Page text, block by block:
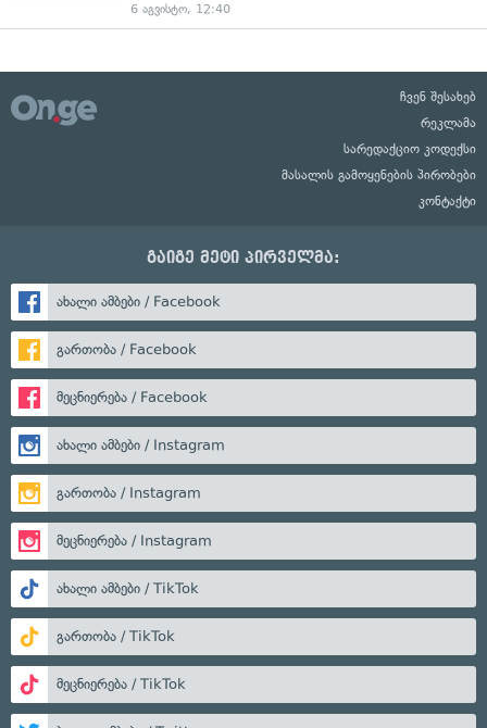
6 აგვისტო, 12:40
ჩვენ შესახებ
რეკლამა
სარედაქციო კოდექსი
მასალის გამოყენების პირობები
კონტაქტი
გაიგე მეტი პირველმა:
ახალი ამბები / Facebook
გართობა / Facebook
მეცნიერება / Facebook
ახალი ამბები / Instagram
გართობა / Instagram
მეცნიერება / Instagram
ახალი ამბები / TikTok
გართობა / TikTok
მეცნიერება / TikTok